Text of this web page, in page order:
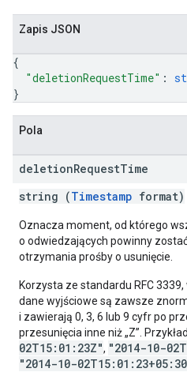
Zapis JSON
{
"deletionRequestTime" :
}
Pola
deletionRequestTime
string (Timestamp format)
Oznacza moment, od którego
o odwiedzających powinny
otrzymania prośby o usunięcie.
Korzysta ze standardu RFC
dane wyjściowe są zawsze
i zawierają 0, 3, 6 lub 9 cyfr po
przesunięcia inne niż „Z”.
02T15:01:23Z", "2014-10-
"2014-10-